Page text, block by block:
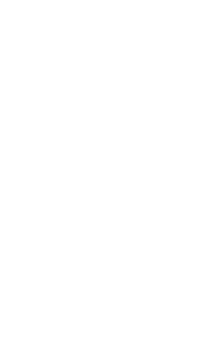
格變動都將在下一個
前通知閣下。儘管我
無意間出現價格或服
在這種情況下，諾頓
之前與閣下聯絡以
費取消訂購授權，(ii)
權。
限 (以下稱「
確認回條或電子郵件
授權後將收到的購買